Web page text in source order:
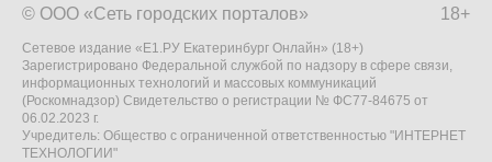
18+
© ООО «Сеть городских порталов»
Сетевое издание «Е1.РУ Екатеринбург Онлайн» (18+)
Зарегистрировано Федеральной службой по надзору в сфере связи,
информационных технологий и массовых коммуникаций
(Роскомнадзор) Свидетельство о регистрации № ФС77-84675 от
06.02.2023 г.
Учредитель: Общество с ограниченной ответственностью "ИНТЕРНЕТ
ТЕХНОЛОГИИ"